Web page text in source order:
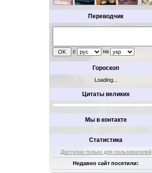
Переводчик
с на
Гороскоп
Loading...
Цитаты великих
Мы в контакте
Статистика
Доступно только для пользователей
Недавно сайт посетили: